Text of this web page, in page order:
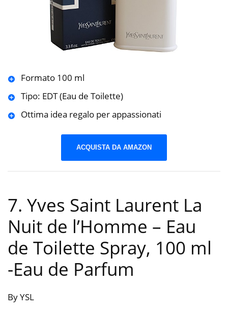
Formato 100 ml
Tipo: EDT (Eau de Toilette)
Ottima idea regalo per appassionati
ACQUISTA DA AMAZON
7. Yves Saint Laurent La
Nuit de l’Homme – Eau
de Toilette Spray, 100 ml
-Eau de Parfum
By YSL